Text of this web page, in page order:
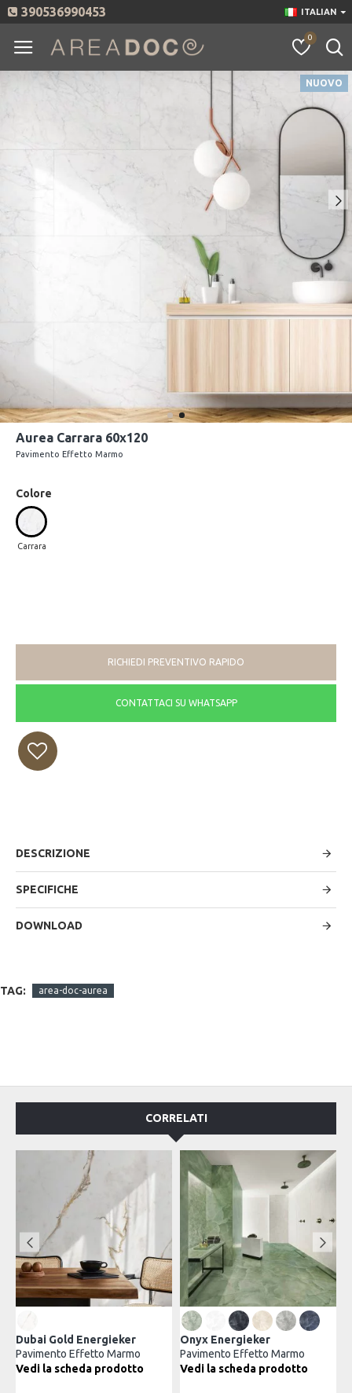
390536990453 ITALIAN
0
NUOVO
Aurea Carrara 60x120
Pavimento Effetto Marmo
Colore
Carrara
RICHIEDI PREVENTIVO RAPIDO
CONTATTACI SU WHATSAPP
DESCRIZIONE
SPECIFICHE
DOWNLOAD
TAG: area-doc-aurea
CORRELATI
Gold Energieker
Effetto Marmo
la scheda prodotto
Onyx Energieker
Pavimento Effetto Marmo
Vedi la scheda prodotto
Vedi la